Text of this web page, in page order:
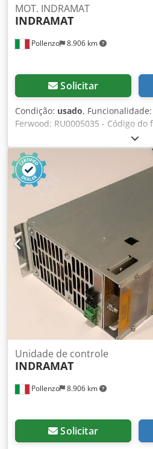
Pollenzo 8.906 km
MOT. INDRAMAT
INDRAMAT
Solicitar
Condição: usado, Funcionalidade:
Ferwood: RU0005035 - Código
040-N2L-110GB0 - Condição:
testado - Se estiver interessado,
revisão, entre em contato
Pollenzo 8.906 km
Unidade de controle
INDRAMAT
Solicitar